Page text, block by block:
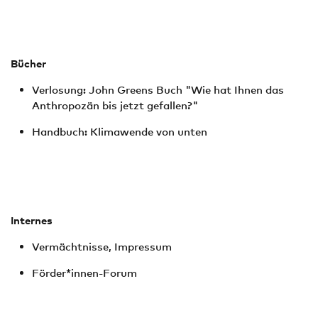
Bücher
Verlosung: John Greens Buch "Wie hat Ihnen das
Anthropozän bis jetzt gefallen?"
Handbuch: Klimawende von unten
Internes
Vermächtnisse, Impressum
Förder*innen-Forum